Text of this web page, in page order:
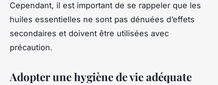
Cependant, il est important de se rappeler que les
huiles essentielles ne sont pas dénuées d’effets
secondaires et doivent être utilisées avec
précaution.
Adopter une hygiène de vie adéquate